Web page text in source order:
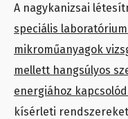
A nagykanizsai
speciális
mikroműanyagok
mellett hangsúlyos
energiához
kísérleti